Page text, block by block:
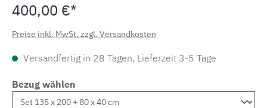
400,00 €*
Preise inkl. MwSt. zzgl. Versandkosten
Versandfertig in 28 Tagen, Lieferzeit 3-5 Tage
Bezug wählen